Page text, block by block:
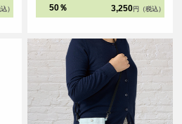
）
ぴったりの保冷バッグです。記念品
50％ 3,250 円（税込）